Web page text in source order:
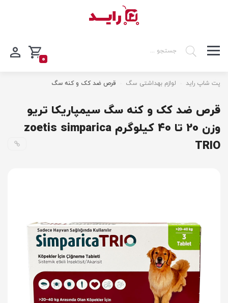
0
پت شاپ راید لوازم بهداشتی سگ قرص ضد کک و کنه سگ
قرص ضد کک و کنه سگ سیمپاریکا تریو
وزن 20 تا 40 کیلوگرم zoetis simparica
TRIO